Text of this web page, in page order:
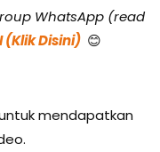
WhatsApp (read
(Klik Disini) 😊
mendapatkan